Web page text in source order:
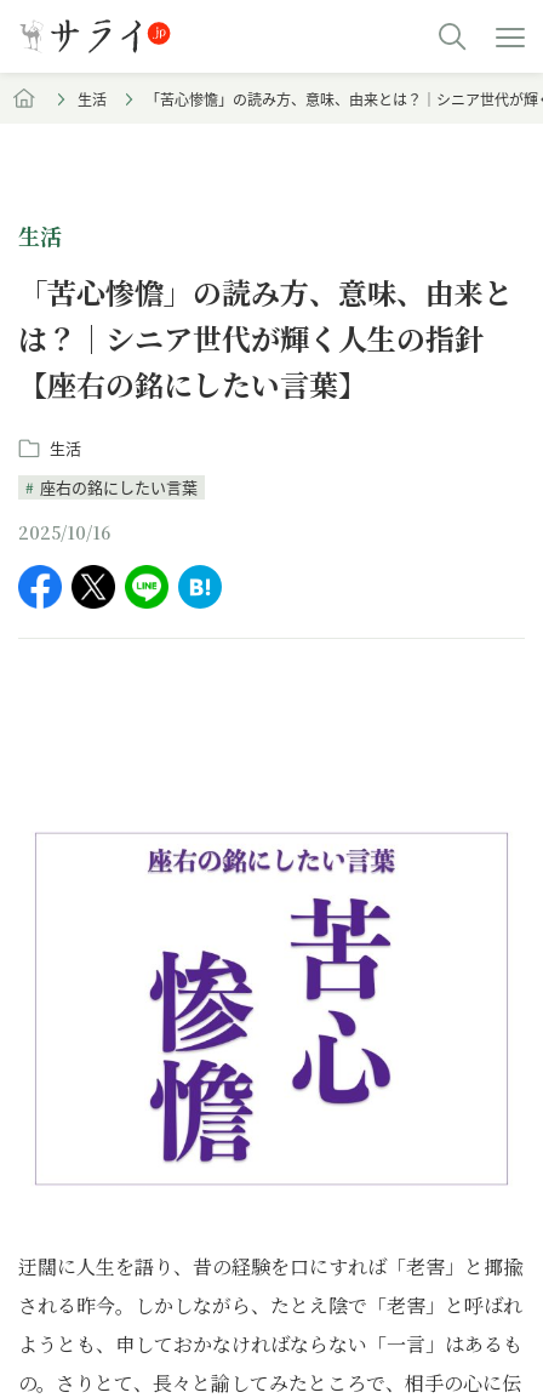
生活 「苦心惨憺」の読み方、意味、由来とは？｜シニア世代が
生活
「苦心惨憺」の読み方、意味、由来と
は？｜シニア世代が輝く人生の指針
【座右の銘にしたい言葉】
生活
座右の銘にしたい言葉
2025/10/16
迂闊に人生を語り、昔の経験を口にすれば「老害」と揶揄
される昨今。しかしながら、たとえ陰で「老害」と呼ばれ
ようとも、申しておかなければならない「一言」はあるも
の。さりとて、長々と諭してみたところで、相手の心に伝